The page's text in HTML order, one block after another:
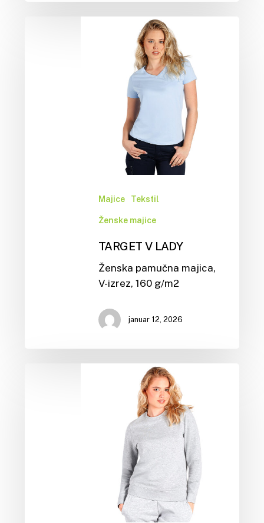
Majice Tekstil
Ženske majice
TARGET V LADY
Ženska pamučna majica,
V-izrez, 160 g/m2
januar 12, 2026